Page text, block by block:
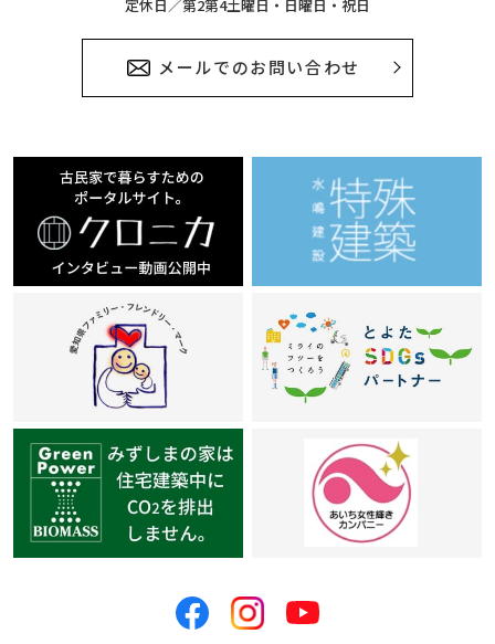
定休日／第2第4土曜日・日曜日・祝日
メールでのお問い合わせ